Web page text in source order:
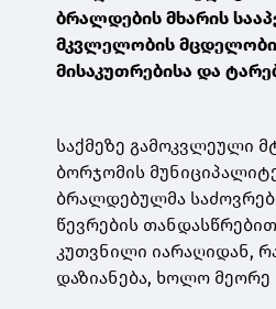
ბრალდების მხარის
მკვლელობის
მისაკუთრებისა და
საქმეზე გამოკვლეული
ბორჯომის
ბრალდებულმა
წევრების
კუთვნილი იარაღიდან,
დაზიანება, ხოლო